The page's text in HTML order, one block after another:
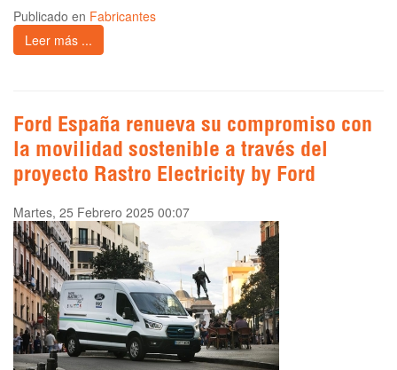
Publicado en Fabricantes
Leer más ...
Ford España renueva su compromiso con
la movilidad sostenible a través del
proyecto Rastro Electricity by Ford
Martes, 25 Febrero 2025 00:07